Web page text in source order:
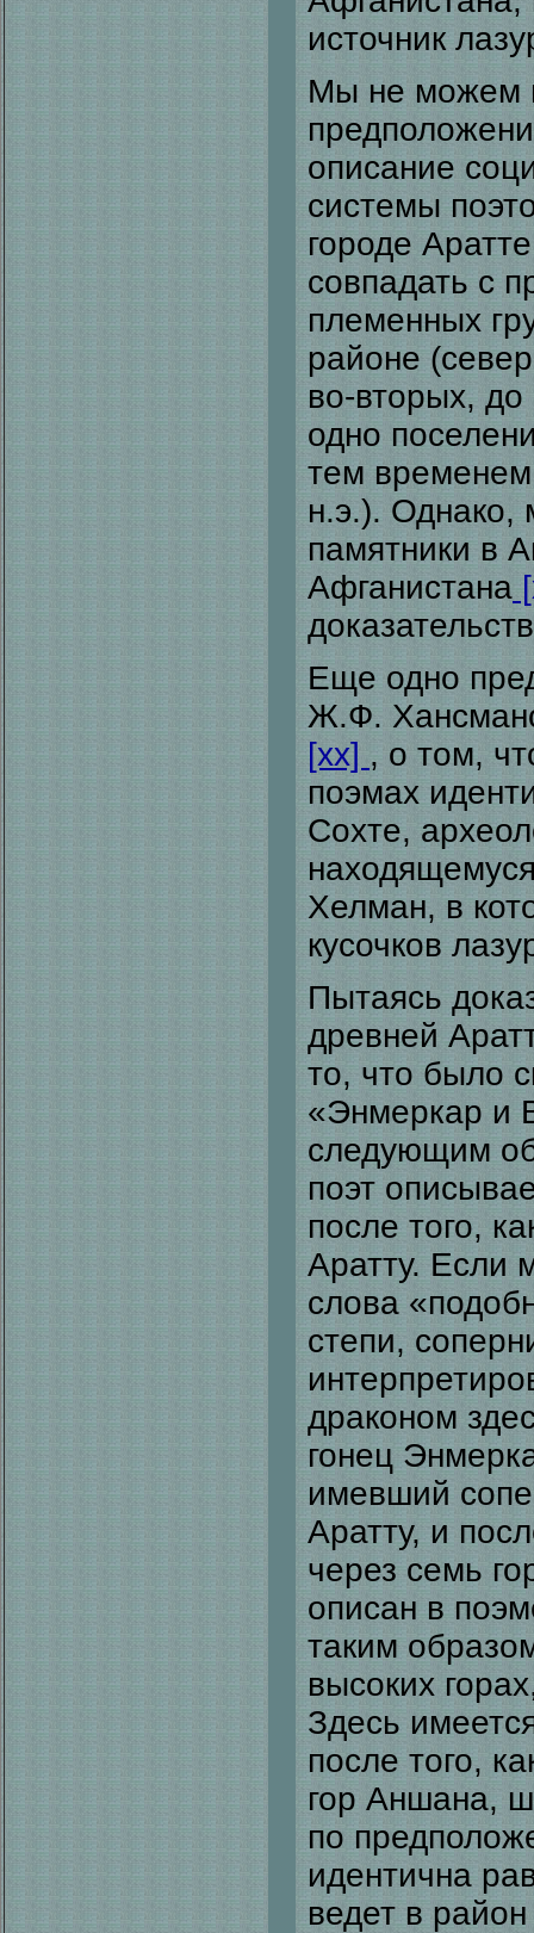
источник
Мы не можем
описание
системы
городе
совпадать с
племенных
районе
во-вторых,
одно
тем
н.э.). Однако,
памятники в
Афганистана
Еще одно
Ж.Ф.
[xx] , о том,
поэмах
Сохте,
Хелман, в
кусочков
Пытаясь
древней
то, что было
«Энмеркар и
следующим
поэт
после того,
Аратту. Если
слова
степи,
драконом
гонец
имевший
Аратту, и
через семь
описан в
таким
высоких
Здесь
после того,
гор Аншана,
по
идентична
ведет в